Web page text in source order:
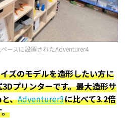
ースに設置されたAdventurer4
ズのモデルを造形したい方に
プリンターです。最大造形サ
、Adventurer3に比べて3.2倍